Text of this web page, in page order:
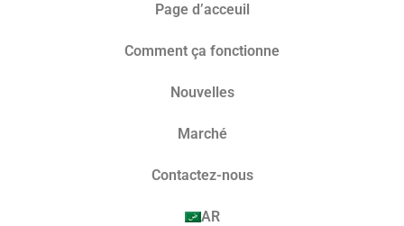
Page d’acceuil
Comment ça fonctionne
Nouvelles
Marché​
Contactez-nous
AR